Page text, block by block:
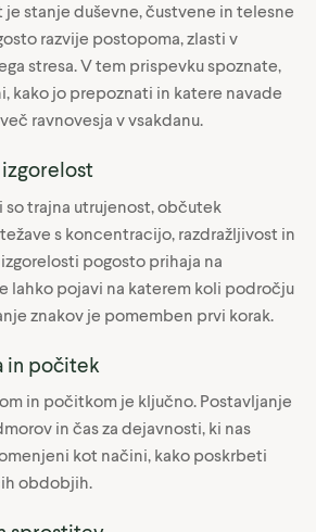
je stanje duševne, čustvene in telesne
razvije postopoma, zlasti v
stresa. V tem prispevku spoznate,
kako jo prepoznati in katere navade
ravnovesja v vsakdanu.
trajna utrujenost, občutek
s koncentracijo, razdražljivost in
pogosto prihaja na
lahko pojavi na katerem koli področju
znakov je pomemben prvi korak.
in počitek
in počitkom je ključno. Postavljanje
in čas za dejavnosti, ki nas
kot načini, kako poskrbeti
obdobjih.